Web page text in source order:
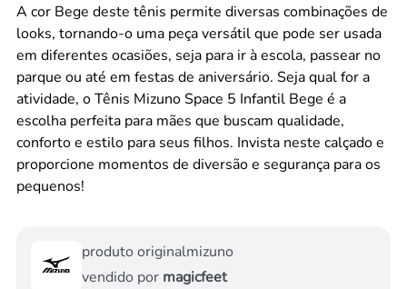
A cor Bege deste tênis permite diversas combinações de
looks, tornando-o uma peça versátil que pode ser usada
em diferentes ocasiões, seja para ir à escola, passear no
parque ou até em festas de aniversário. Seja qual for a
atividade, o Tênis Mizuno Space 5 Infantil Bege é a
escolha perfeita para mães que buscam qualidade,
conforto e estilo para seus filhos. Invista neste calçado e
proporcione momentos de diversão e segurança para os
pequenos!
produto originalmizuno
vendido por magicfeet